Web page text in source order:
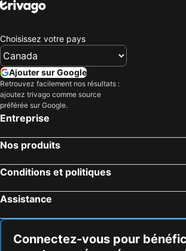
Choisissez votre pays
Ajouter sur Google
Retrouvez facilement nos résultats :
ajoutez trivago comme source
préférée sur Google.
Entreprise
Nos produits
Conditions et politiques
Assistance
Connectez-vous pour